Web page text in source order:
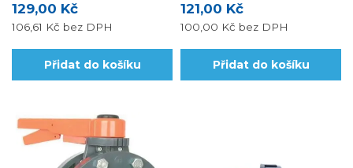
129,00 Kč
106,61 Kč bez DPH
Přidat do košíku
121,00 Kč
100,00 Kč bez DPH
Přidat do košíku